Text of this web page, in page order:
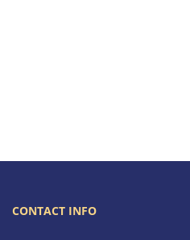
CONTACT INFO